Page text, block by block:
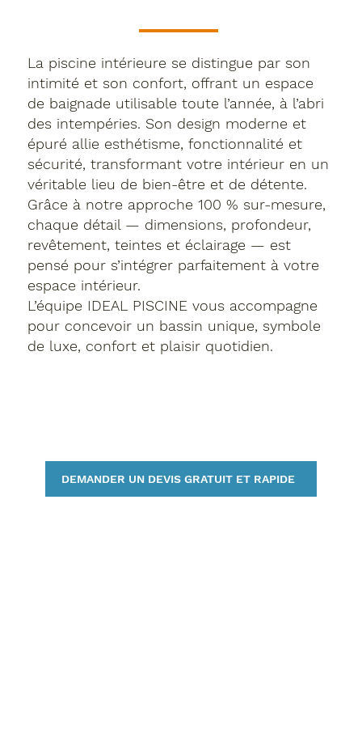
La piscine intérieure se distingue par son
intimité et son confort, offrant un espace
de baignade utilisable toute l’année, à l’abri
des intempéries. Son design moderne et
épuré allie esthétisme, fonctionnalité et
sécurité, transformant votre intérieur en un
véritable lieu de bien-être et de détente.
Grâce à notre approche 100 % sur-mesure,
chaque détail — dimensions, profondeur,
revêtement, teintes et éclairage — est
pensé pour s’intégrer parfaitement à votre
espace intérieur.
L’équipe IDEAL PISCINE vous accompagne
pour concevoir un bassin unique, symbole
de luxe, confort et plaisir quotidien.
DEMANDER UN DEVIS GRATUIT ET RAPIDE